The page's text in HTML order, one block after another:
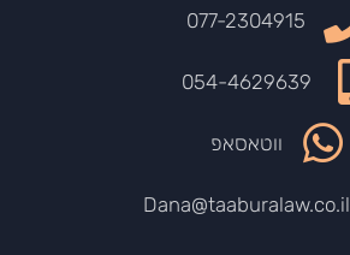
077-2304915
054-4629639
ווטאסאפ
Dana@taaburalaw.co.il